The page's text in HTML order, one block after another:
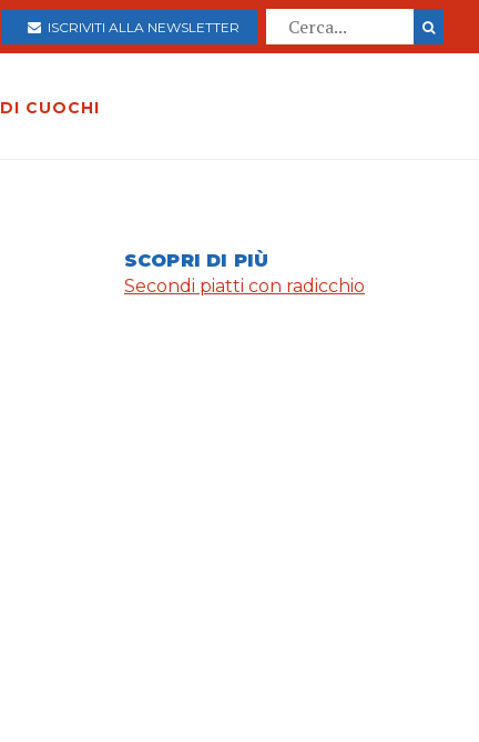
ISCRIVITI ALLA NEWSLETTER
CUOCHI
SCOPRI DI PIÙ
Secondi piatti con radicchio